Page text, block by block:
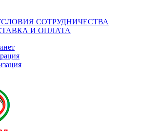
СОТРУДНИЧЕСТВА
И ОПЛАТА